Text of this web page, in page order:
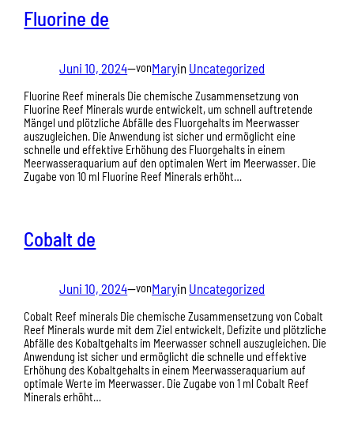
Fluorine de
Juni 10, 2024—vonMaryin Uncategorized
Fluorine Reef minerals Die chemische Zusammensetzung von
Fluorine Reef Minerals wurde entwickelt, um schnell auftretende
Mängel und plötzliche Abfälle des Fluorgehalts im Meerwasser
auszugleichen. Die Anwendung ist sicher und ermöglicht eine
schnelle und effektive Erhöhung des Fluorgehalts in einem
Meerwasseraquarium auf den optimalen Wert im Meerwasser. Die
Zugabe von 10 ml Fluorine Reef Minerals erhöht…
Cobalt de
Juni 10, 2024—vonMaryin Uncategorized
Cobalt Reef minerals Die chemische Zusammensetzung von Cobalt
Reef Minerals wurde mit dem Ziel entwickelt, Defizite und plötzliche
Abfälle des Kobaltgehalts im Meerwasser schnell auszugleichen. Die
Anwendung ist sicher und ermöglicht die schnelle und effektive
Erhöhung des Kobaltgehalts in einem Meerwasseraquarium auf
optimale Werte im Meerwasser. Die Zugabe von 1 ml Cobalt Reef
Minerals erhöht…